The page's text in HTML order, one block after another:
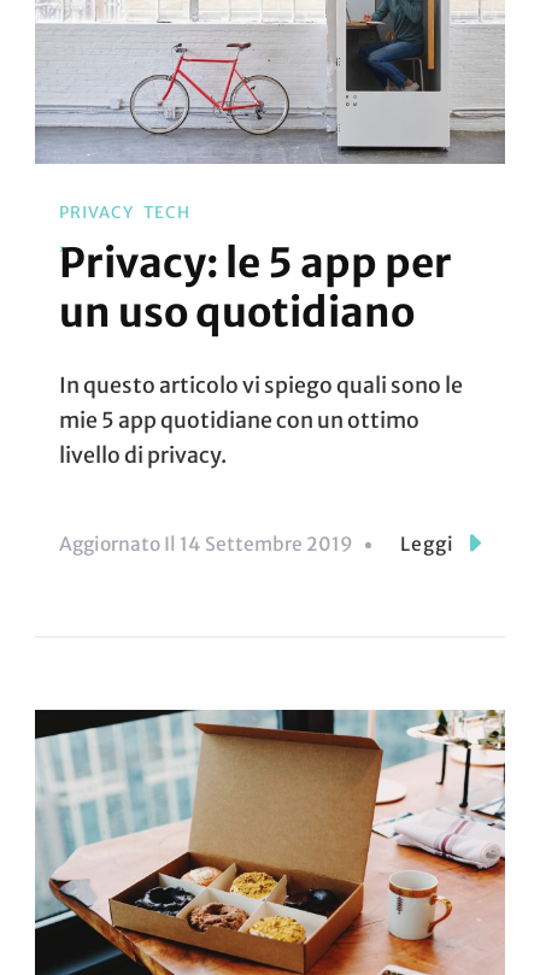
PRIVACY TECH
Privacy: le 5 app per
un uso quotidiano
In questo articolo vi spiego quali sono le
mie 5 app quotidiane con un ottimo
livello di privacy.
Aggiornato Il 14 Settembre 2019 Leggi